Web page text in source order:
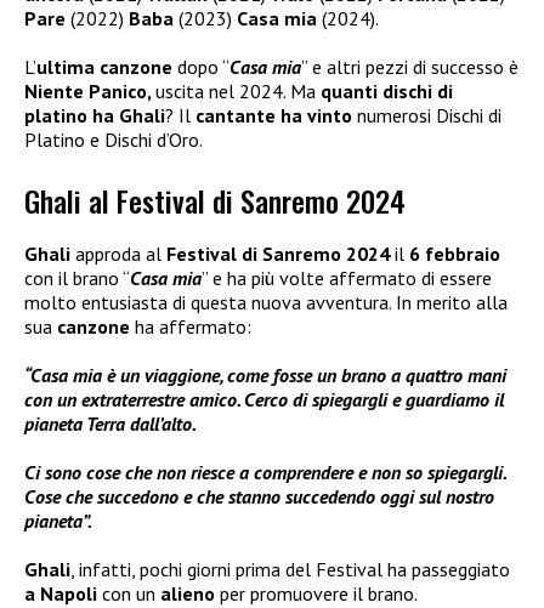
Pare (2022) Baba (2023) Casa mia (2024).
L’ultima canzone dopo “Casa mia” e altri pezzi di successo è
Niente Panico, uscita nel 2024. Ma quanti dischi di
platino ha Ghali? Il cantante ha vinto numerosi Dischi di
Platino e Dischi d’Oro.
Ghali al Festival di Sanremo 2024
Ghali approda al Festival di Sanremo 2024il 6 febbraio
con il brano “Casa mia” e ha più volte affermato di essere
molto entusiasta di questa nuova avventura. In merito alla
sua canzone ha affermato:
“Casa mia è un viaggione, come fosse un brano a quattro mani
con un extraterrestre amico. Cerco di spiegargli e guardiamo il
pianeta Terra dall’alto.
Ci sono cose che non riesce a comprendere e non so spiegargli.
Cose che succedono e che stanno succedendo oggi sul nostro
pianeta”.
Ghali, infatti, pochi giorni prima del Festival ha passeggiato
a Napoli con un alieno per promuovere il brano.